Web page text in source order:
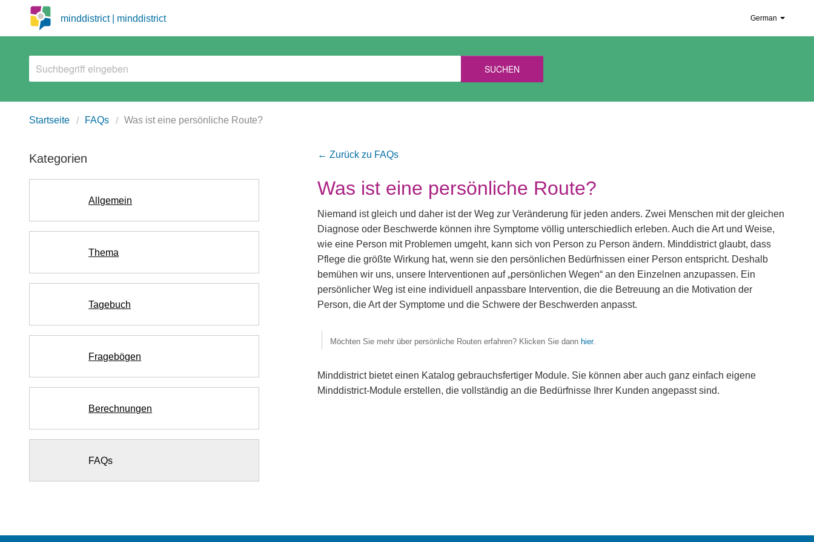
minddistrict | minddistrict German
SUCHEN
Startseite FAQs Was ist eine persönliche Route?
Kategorien
Allgemein
Thema
Tagebuch
Fragebögen
Berechnungen
FAQs
← Zurück zu FAQs
Was ist eine persönliche Route?
Niemand ist gleich und daher ist der Weg zur Veränderung für jeden anders. Zwei Menschen mit der gleichen
Diagnose oder Beschwerde können ihre Symptome völlig unterschiedlich erleben. Auch die Art und Weise,
wie eine Person mit Problemen umgeht, kann sich von Person zu Person ändern. Minddistrict glaubt, dass
Pflege die größte Wirkung hat, wenn sie den persönlichen Bedürfnissen einer Person entspricht. Deshalb
bemühen wir uns, unsere Interventionen auf „persönlichen Wegen“ an den Einzelnen anzupassen. Ein
persönlicher Weg ist eine individuell anpassbare Intervention, die die Betreuung an die Motivation der
Person, die Art der Symptome und die Schwere der Beschwerden anpasst.
Möchten Sie mehr über persönliche Routen erfahren? Klicken Sie dann hier.
Minddistrict bietet einen Katalog gebrauchsfertiger Module. Sie können aber auch ganz einfach eigene
Minddistrict-Module erstellen, die vollständig an die Bedürfnisse Ihrer Kunden angepasst sind.